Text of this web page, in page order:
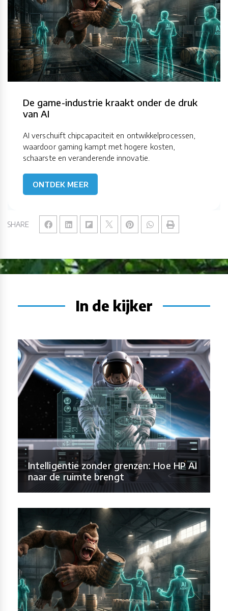
SHARE
De game-industrie kraakt onder de druk
van AI
AI verschuift chipcapaciteit en ontwikkelprocessen,
waardoor gaming kampt met hogere kosten,
schaarste en veranderende innovatie.
ONTDEK MEER
In de kijker
Intelligentie zonder grenzen: Hoe HP AI
naar de ruimte brengt